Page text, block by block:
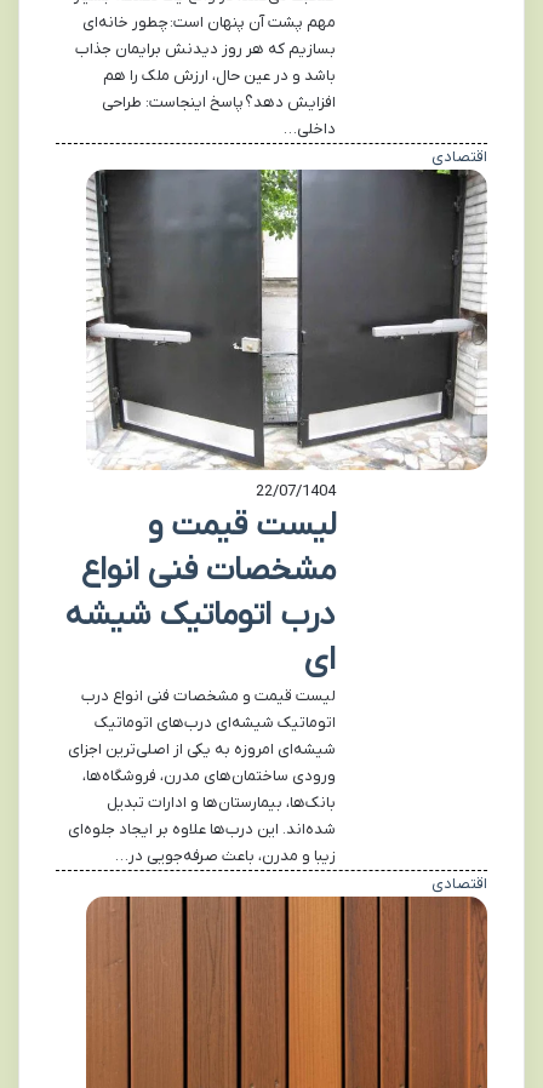
مهم پشت آن پنهان است: چطور خانه‌ای
بسازیم که هر روز دیدنش برایمان جذاب
باشد و در عین حال، ارزش ملک را هم
افزایش دهد؟ پاسخ اینجاست: طراحی
داخلی…
اقتصادی
22/07/1404
لیست قیمت و
مشخصات فنی انواع
درب اتوماتیک شیشه
ای
لیست قیمت و مشخصات فنی انواع درب
اتوماتیک شیشه‌ای درب‌های اتوماتیک
شیشه‌ای امروزه به یکی از اصلی‌ترین اجزای
ورودی ساختمان‌های مدرن، فروشگاه‌ها،
بانک‌ها، بیمارستان‌ها و ادارات تبدیل
شده‌اند. این درب‌ها علاوه بر ایجاد جلوه‌ای
زیبا و مدرن، باعث صرفه‌جویی در…
اقتصادی